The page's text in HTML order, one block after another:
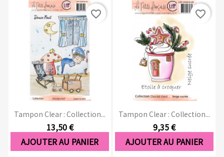
Tampon Clear : Collection...
13,50 €
AJOUTER AU PANIER
favorite_border
Tampon Clear : Collection...
9,35 €
AJOUTER AU PANIER
favorite_border